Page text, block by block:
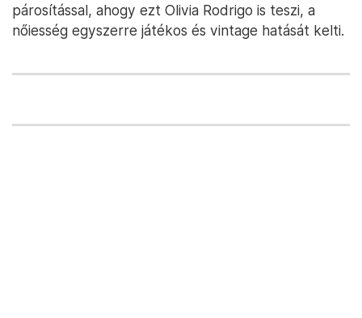
párosítással, ahogy ezt Olivia Rodrigo is teszi, a
nőiesség egyszerre játékos és vintage hatását kelti.